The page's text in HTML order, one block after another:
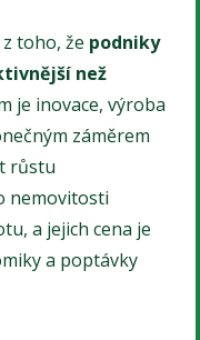
toho, že podniky
než
je inovace, výroba
záměrem
růstu
nemovitosti
a jejich cena je
a poptávky